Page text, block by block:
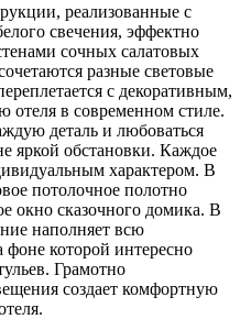
реализованные с
свечения, эффектно
сочных салатовых
разные световые
с декоративным,
в современном стиле.
деталь и любоваться
яркой обстановки. Каждое
характером. В
потолочное полотно
окно сказочного домика. В
наполняет всю
фоне которой интересно
Грамотно
создает комфортную